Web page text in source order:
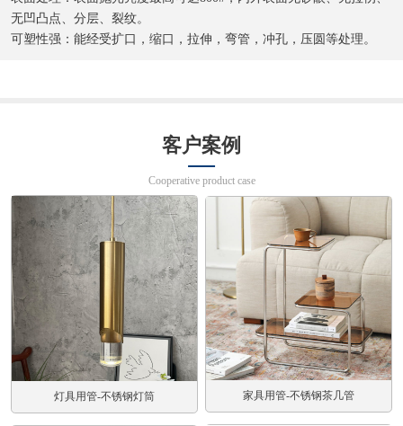
无凹凸点、分层、裂纹。
可塑性强：能经受扩口，缩口，拉伸，弯管，冲孔，压圆等处理。
客户案例
Cooperative product case
灯具用管-不锈钢灯筒 家具用管-不锈钢茶几管